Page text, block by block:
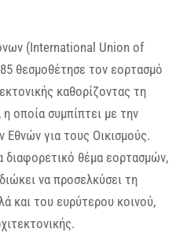
(International Union of
θεσμοθέτησε τον εορτασμό
καθορίζοντας τη
οποία συμπίπτει με την
για τους Οικισμούς.
διαφορετικό θέμα εορτασμών,
να προσελκύσει τη
και του ευρύτερου κοινού,